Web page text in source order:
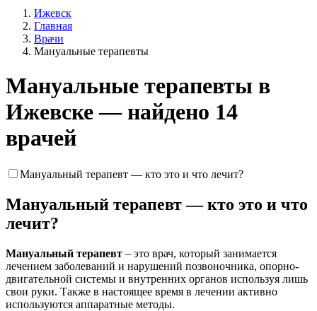
Ижевск
Главная
Врачи
Мануальные терапевты
Мануальные терапевты в
Ижевске — найдено 14
врачей
Мануальный терапевт — кто это и что лечит?
Мануальный терапевт — кто это и что
лечит?
Мануальный терапевт – это врач, который занимается
лечением заболеваний и нарушений позвоночника, опорно-
двигательной системы и внутренних органов используя лишь
свои руки. Также в настоящее время в лечении активно
используются аппаратные методы.